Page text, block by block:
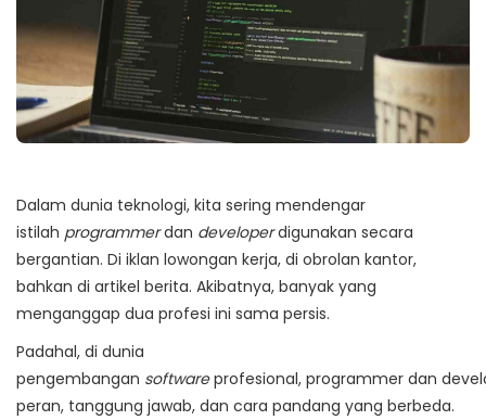
Dalam dunia teknologi, kita sering mendengar
istilah programmerdan developerdigunakan secara
bergantian. Di iklan lowongan kerja, di obrolan kantor,
bahkan di artikel berita. Akibatnya, banyak yang
menganggap dua profesi ini sama persis.
Padahal, di dunia
pengembangan softwareprofesional, programmer dan
peran, tanggung jawab, dan cara pandang yang berbeda.